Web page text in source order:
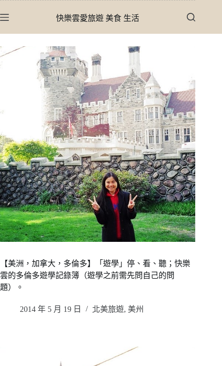
至
內
容
快樂雲愛旅遊 美食 生活
【美洲，加拿大，多倫多】「遊學」停、看、聽；快樂
雲的多倫多遊學記錄簿（遊學之前需先問自己的問
題）。
2014 年 5 月 19 日 北美旅遊, 美州